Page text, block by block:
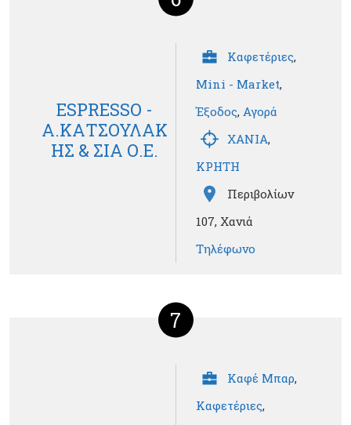
ESPRESSO -
Α.ΚΑΤΣΟΥΛΑΚ
ΗΣ & ΣΙΑ Ο.Ε.
Καφετέριες,
Mini - Market,
Έξοδος, Αγορά
ΧΑΝΙΑ,
ΚΡΗΤΗ
Περιβολίων
107, Χανιά
Τηλέφωνο
7
Καφέ Μπαρ,
Καφετέριες,